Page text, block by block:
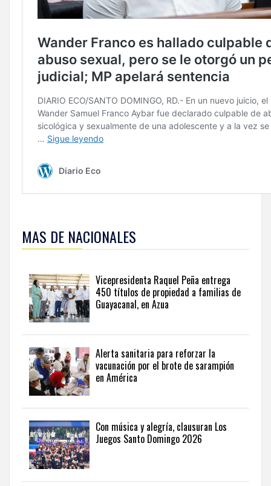
esta
información
seguir
actualidad
del
país
desde
una
perspectiva
internacional,
visite
the
latest
news
from
the
Dominican
MAS DE NACIONALES
Vicepresidenta Raquel Peña entrega
450 títulos de propiedad a familias de
Guayacanal, en Azua
Alerta sanitaria para reforzar la
vacunación por el brote de sarampión
en América
Con música y alegría, clausuran Los
Juegos Santo Domingo 2026